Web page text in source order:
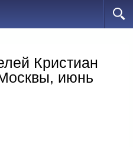
Кристиан
июнь